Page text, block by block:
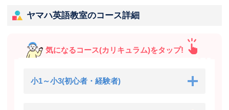
ヤマハ英語教室のコース詳細
気になるコース(カリキュラム)をタップ!
小1～小3(初心者・経験者)